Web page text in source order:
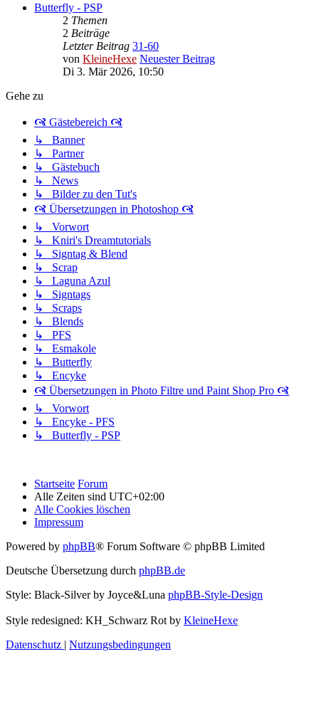
Butterfly - PSP
2 Themen
2 Beiträge
Letzter Beitrag 31-60
von KleineHexe Neuester Beitrag
Di 3. Mär 2026, 10:50
Gehe zu
🙧 Gästebereich 🙧
↳ Banner
↳ Partner
↳ Gästebuch
↳ News
↳ Bilder zu den Tut's
🙧 Übersetzungen in Photoshop 🙧
↳ Vorwort
↳ Kniri's Dreamtutorials
↳ Signtag & Blend
↳ Scrap
↳ Laguna Azul
↳ Signtags
↳ Scraps
↳ Blends
↳ PFS
↳ Esmakole
↳ Butterfly
↳ Encyke
🙧 Übersetzungen in Photo Filtre und Paint Shop Pro 🙧
↳ Vorwort
↳ Encyke - PFS
↳ Butterfly - PSP
Startseite Forum
Alle Zeiten sind UTC+02:00
Alle Cookies löschen
Impressum
Powered by phpBB® Forum Software © phpBB Limited
Deutsche Übersetzung durch phpBB.de
Style: Black-Silver by Joyce&Luna phpBB-Style-Design
Style redesigned: KH_Schwarz Rot by KleineHexe
Datenschutz | Nutzungsbedingungen